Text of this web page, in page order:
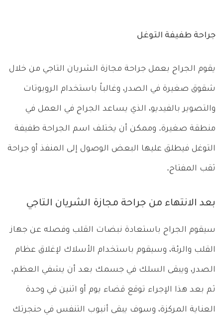
جراحة طفيفة التوغل
يقوم الجراح بعمل جراحة مجازة الشريان التاجي من خلال
شقوق صغيرة في الصدر، وغالباً باستخدام الروبوتات
والتصوير بالفيديو، الذي يساعد الجراح في العمل في
منطقة صغيرة. وممكن أن يختلف اسم الجراحة طفيفة
التوغل فيطلق عليها البعض الوصول إلى المنفذ أو جراحة
ثقب المفتاح.
بعد الانتهاء من جراحة مجازة الشريان التاجي
سيقوم الجراح باستعادة نبضات القلب وفصله عن جهاز
القلب والرئة، وسيقوم باستخدام الأسلاك لإغلاق عظام
الصدر، ويبقى السلك في جسمك بعد أن يشفي العظم،
ثم بعد هذا الإجراء توقع قضاء يوم أو اثنين في وحدة
العناية المركزة، وسوف يبقى أنبوب التنفس في حنجرتك